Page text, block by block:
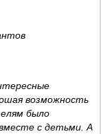
возможность
было
с детьми. А